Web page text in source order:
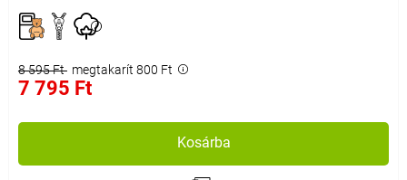
8 595 Ft megtakarít 800 Ft
7 795 Ft
Kosárba